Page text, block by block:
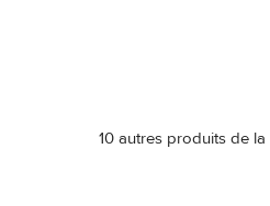
10 autres produits de